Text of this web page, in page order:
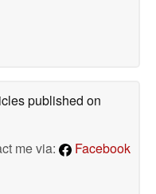
published on
me via:
Facebook